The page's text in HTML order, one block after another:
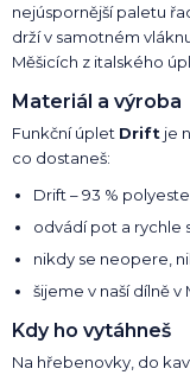
nejúspornější paletu
drží v samotném
Měšicích z italského
Materiál a výroba
Funkční úplet Drift je
co dostaneš:
Drift – 93 %
odvádí pot a rychle
nikdy se neopere,
šijeme v naší dílně v
Kdy ho vytáhneš
Na hřebenovky, do